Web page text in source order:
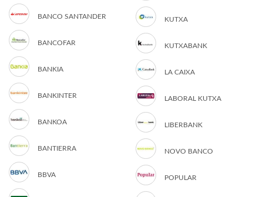
BANCO SANTANDER
BANCOFAR
BANKIA
BANKINTER
BANKOA
BANTIERRA
BBVA
KUTXA
KUTXABANK
LA CAIXA
LABORAL KUTXA
LIBERBANK
NOVO BANCO
POPULAR